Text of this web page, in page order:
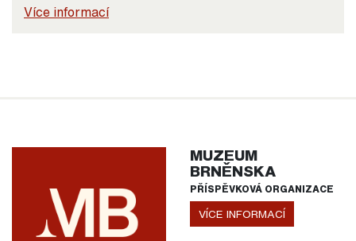
Více informací
MUZEUM
BRNĚNSKA
PŘÍSPĚVKOVÁ ORGANIZACE
VÍCE INFORMACÍ